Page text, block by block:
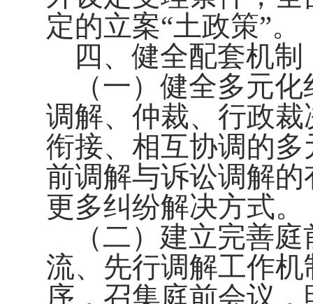
定的立案“土政策”。
四、健全配套机制
（一）健全多元
调解、仲裁、行政
衔接、相互协调的
前调解与诉讼调解
更多纠纷解决方式。
（二）建立完善
流、先行调解工作
序，召集庭前会议